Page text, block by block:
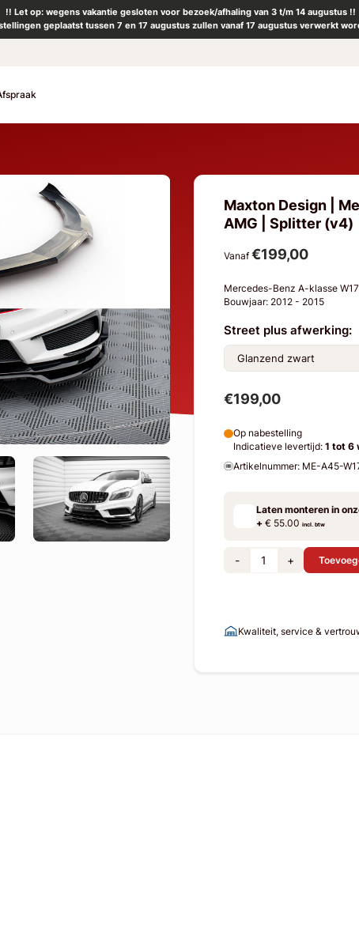
!! Let op: wegens vakantie gesloten voor bezoek/afhaling van 3 t/m 14 augustus !!
geplaatst tussen 7 en 17 augustus zullen vanaf 17 augustus verwerkt
Maxton Design |
AMG | Splitter (v4)
Vanaf €199,00
Mercedes-Benz A-klasse
Bouwjaar: 2012 - 2015
Street plus afwerking:
€199,00
Op nabestelling
Indicatieve levertijd: 1 tot 6
Artikelnummer: ME-A45-
Laten monteren in
+€ 55.00 incl. btw
- +
Kwaliteit, service &